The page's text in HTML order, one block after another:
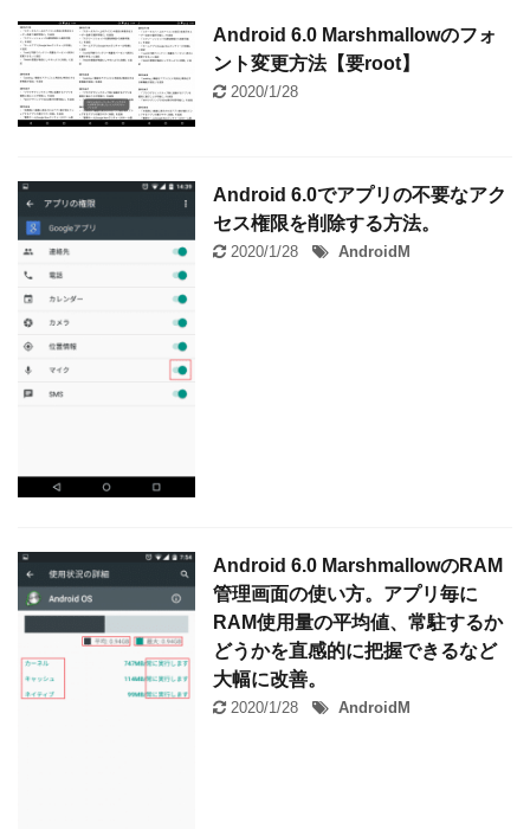
Android 6.0 Marshmallowのフォ
ント変更方法【要root】
2020/1/28
Android 6.0でアプリの不要なアク
セス権限を削除する方法。
2020/1/28 AndroidM
Android 6.0 MarshmallowのRAM
管理画面の使い方。アプリ毎に
RAM使用量の平均値、常駐するか
どうかを直感的に把握できるなど
大幅に改善。
2020/1/28 AndroidM